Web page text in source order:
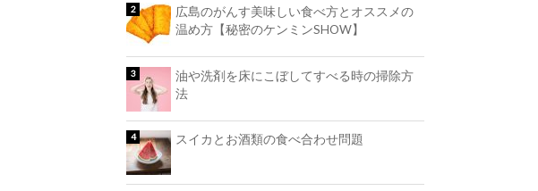
広島のがんす美味しい食べ方とオススメの
温め方【秘密のケンミンSHOW】
油や洗剤を床にこぼしてすべる時の掃除方
法
スイカとお酒類の食べ合わせ問題